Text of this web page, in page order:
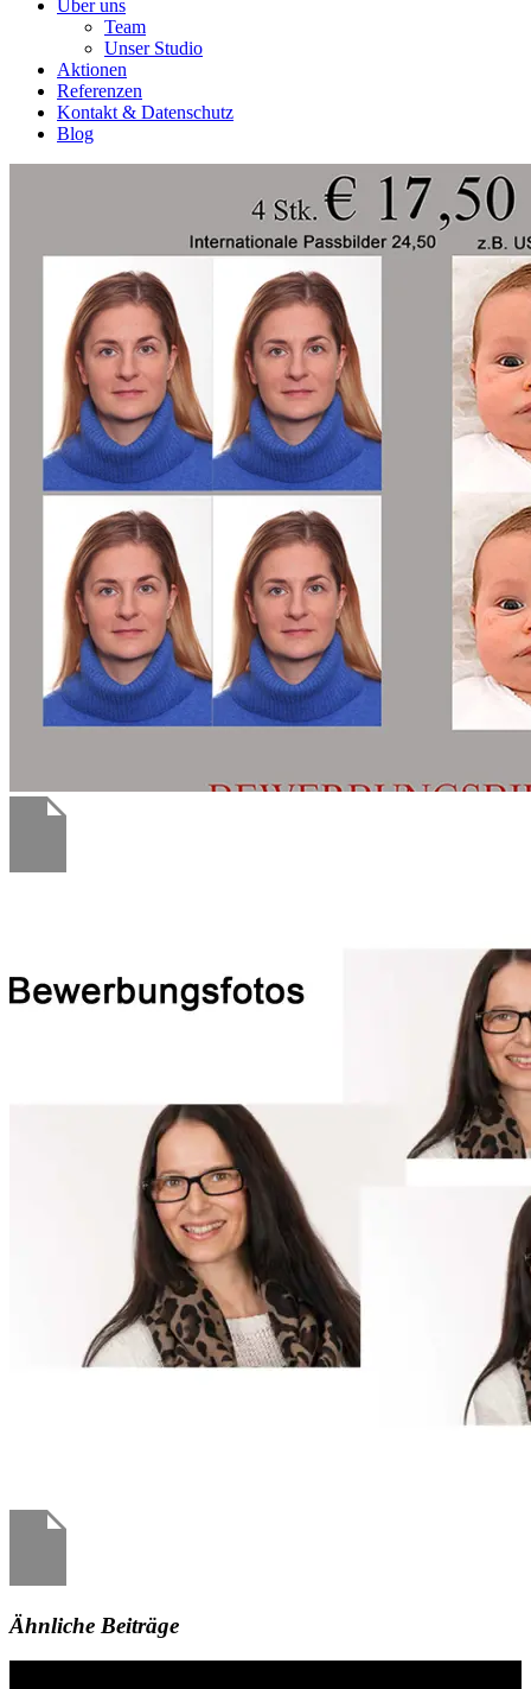
Über uns
Team
Unser Studio
Aktionen
Referenzen
Kontakt & Datenschutz
Blog
Ähnliche Beiträge